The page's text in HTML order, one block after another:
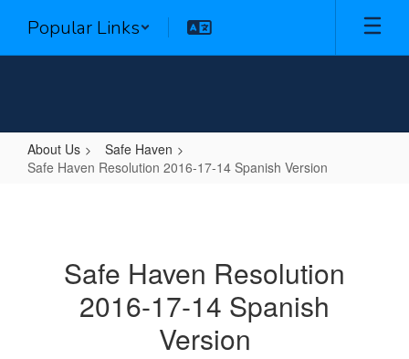
main
Popular Links
About Us
Safe Haven
Safe Haven Resolution 2016-17-14 Spanish Version
2016-Safe Haven Resolution
2016-17-14 Spanish
Version